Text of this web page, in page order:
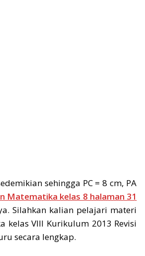
sehingga PC = 8 cm, PA
Matematika kelas 8 halaman 31
Silahkan kalian pelajari materi
kelas VIII Kurikulum 2013 Revisi
secara lengkap.